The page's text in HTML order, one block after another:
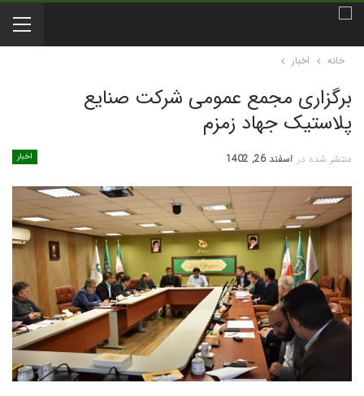
خانه اخبار
برگزاری مجمع عمومی شرکت صنایع
پلاستیک جهاد زمزم
اخبار منتشر شده در اسفند 26, 1402